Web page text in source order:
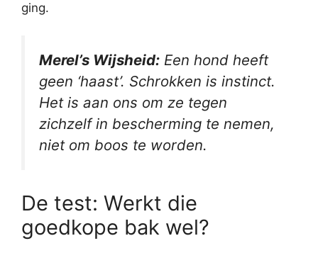
ging.
Merel’s Wijsheid: Een hond heeft
geen ‘haast’. Schrokken is instinct.
Het is aan ons om ze tegen
zichzelf in bescherming te nemen,
niet om boos te worden.
De test: Werkt die
goedkope bak wel?